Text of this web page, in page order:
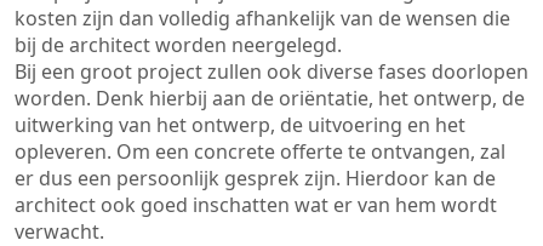
kosten zijn dan volledig afhankelijk van de wensen die
bij de architect worden neergelegd.
Bij een groot project zullen ook diverse fases doorlopen
worden. Denk hierbij aan de oriëntatie, het ontwerp, de
uitwerking van het ontwerp, de uitvoering en het
opleveren. Om een concrete offerte te ontvangen, zal
er dus een persoonlijk gesprek zijn. Hierdoor kan de
architect ook goed inschatten wat er van hem wordt
verwacht.